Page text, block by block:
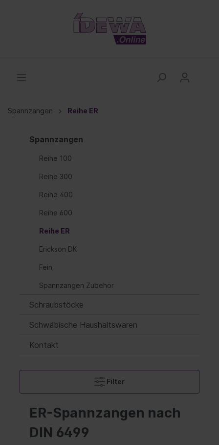
Spannzangen Reihe ER
Spannzangen
Reihe 100
Reihe 300
Reihe 400
Reihe 600
Reihe ER
Erickson DK
Fein
Spannzangen Zubehör
Schraubstöcke
Schwäbische Haushaltswaren
Kontakt
Filter
ER-Spannzangen nach
DIN 6499